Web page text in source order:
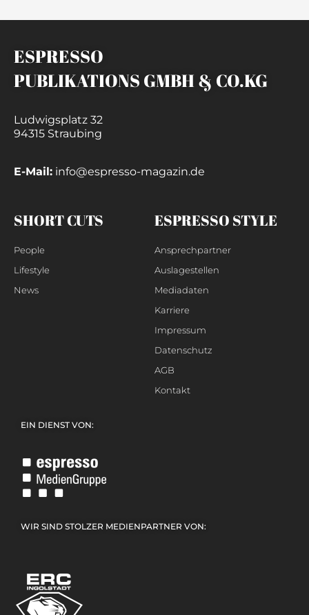
ESPRESSO
PUBLIKATIONS GMBH & CO.KG
Ludwigsplatz 32
94315 Straubing
E-Mail: info@espresso-magazin.de
SHORT CUTS
People
Lifestyle
News
ESPRESSO STYLE
Ansprechpartner
Auslagestellen
Mediadaten
Karriere
Impressum
Datenschutz
AGB
Kontakt
EIN DIENST VON:
WIR SIND STOLZER MEDIENPARTNER VON: